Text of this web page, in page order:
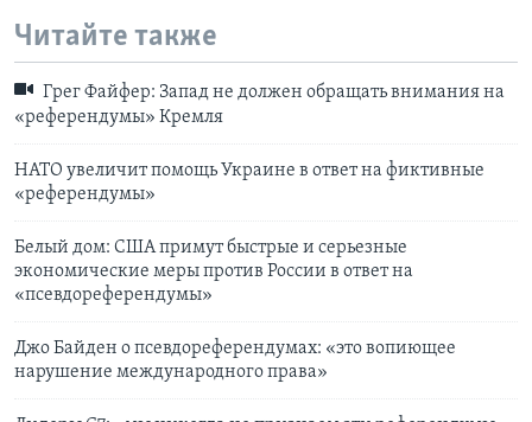
Читайте также
Грег Файфер: Запад не должен обращать внимания на
«референдумы» Кремля
НАТО увеличит помощь Украине в ответ на фиктивные
«референдумы»
Белый дом: США примут быстрые и серьезные
экономические меры против России в ответ на
«псевдореферендумы»
Джо Байден о псевдореферендумах: «это вопиющее
нарушение международного права»